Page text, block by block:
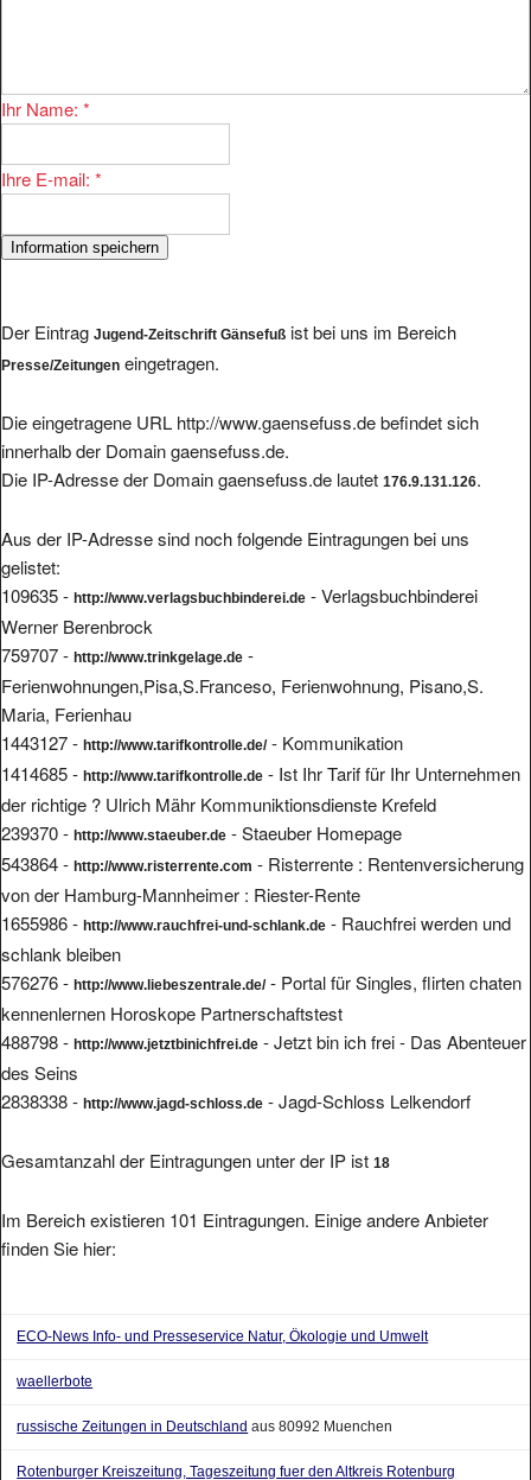
Ihr Name: *
Ihre E-mail: *
Der Eintrag Jugend-Zeitschrift Gänsefuß ist bei uns im Bereich
Presse/Zeitungen eingetragen.
Die eingetragene URL http://www.gaensefuss.de befindet sich
innerhalb der Domain gaensefuss.de.
Die IP-Adresse der Domain gaensefuss.de lautet 176.9.131.126.
Aus der IP-Adresse sind noch folgende Eintragungen bei uns
gelistet:
109635 - http://www.verlagsbuchbinderei.de - Verlagsbuchbinderei
Werner Berenbrock
759707 - http://www.trinkgelage.de -
Ferienwohnungen,Pisa,S.Franceso, Ferienwohnung, Pisano,S.
Maria, Ferienhau
1443127 - http://www.tarifkontrolle.de/- Kommunikation
1414685 - http://www.tarifkontrolle.de - Ist Ihr Tarif für Ihr Unternehmen
der richtige ? Ulrich Mähr Kommuniktionsdienste Krefeld
239370 - http://www.staeuber.de - Staeuber Homepage
543864 - http://www.risterrente.com - Risterrente : Rentenversicherung
von der Hamburg-Mannheimer : Riester-Rente
1655986 - http://www.rauchfrei-und-schlank.de - Rauchfrei werden und
schlank bleiben
576276 - http://www.liebeszentrale.de/- Portal für Singles, flirten chaten
kennenlernen Horoskope Partnerschaftstest
488798 - http://www.jetztbinichfrei.de - Jetzt bin ich frei - Das Abenteuer
des Seins
2838338 - http://www.jagd-schloss.de - Jagd-Schloss Lelkendorf
Gesamtanzahl der Eintragungen unter der IP ist 18
Im Bereich existieren 101 Eintragungen. Einige andere Anbieter
finden Sie hier:
ECO-News Info- und Presseservice Natur, Ökologie und Umwelt
waellerbote
russische Zeitungen in Deutschland aus 80992 Muenchen
Rotenburger Kreiszeitung, Tageszeitung fuer den Altkreis Rotenburg